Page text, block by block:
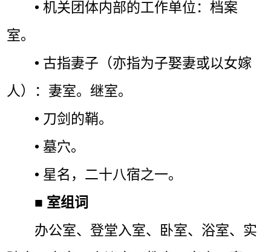
• 机关团体内部的工作单位：档案
室。
• 古指妻子（亦指为子娶妻或以女嫁
人）：妻室。继室。
• 刀剑的鞘。
• 墓穴。
• 星名，二十八宿之一。
■ 室组词
办公室、登堂入室、卧室、浴室、实